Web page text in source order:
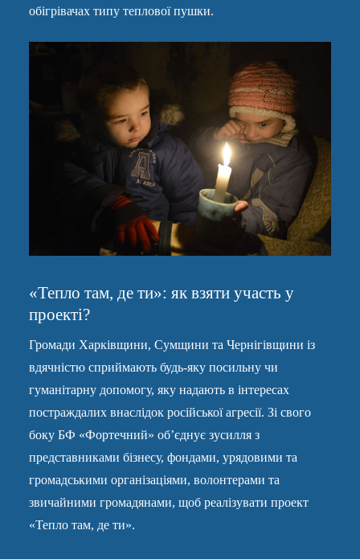
обігрівачах типу теплової пушки.
«Тепло там, де ти»: як взяти участь у
проекті?
Громади Харківщини, Сумщини та Чернігівщини із
вдячністю сприймають будь-яку посильну чи
гуманітарну допомогу, яку надають в інтересах
постраждалих внаслідок російської агресії. Зі свого
боку БФ «Фортечний» об’єднує зусилля з
представниками бізнесу, фондами, урядовими та
громадськими організаціями, волонтерами та
звичайними громадянами, щоб реалізувати проект
«Тепло там, де ти».